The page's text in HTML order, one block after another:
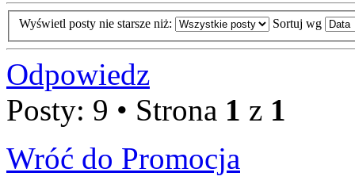
Wyświetl posty nie starsze niż: Sortuj wg
Odpowiedz
Posty: 9 • Strona 1 z 1
Wróć do Promocja